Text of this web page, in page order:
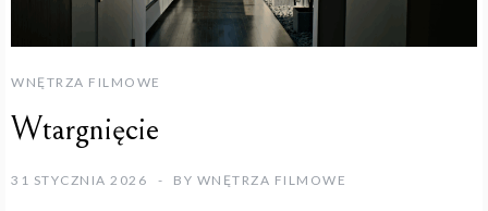
WNĘTRZA FILMOWE
Wtargnięcie
31 STYCZNIA 2026 BY WNĘTRZA FILMOWE